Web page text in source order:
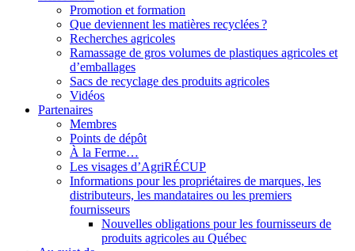
Promotion et formation
Que deviennent les matières recyclées ?
Recherches agricoles
Ramassage de gros volumes de plastiques agricoles et
d’emballages
Sacs de recyclage des produits agricoles
Vidéos
Partenaires
Membres
Points de dépôt
À la Ferme…
Les visages d’AgriRÉCUP
Informations pour les propriétaires de marques, les
distributeurs, les mandataires ou les premiers
fournisseurs
Nouvelles obligations pour les fournisseurs de
produits agricoles au Québec